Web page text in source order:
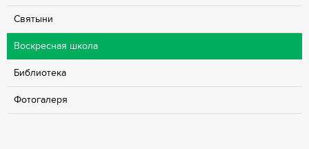
Святыни
Воскресная школа
Библиотека
Фотогалеря